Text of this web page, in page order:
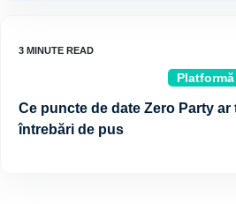
Ce puncte de date Zero Party
întrebări de pus